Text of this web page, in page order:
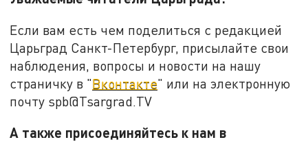
Если вам есть чем поделиться с редакцией
Царьград Санкт-Петербург, присылайте свои
наблюдения, вопросы и новости на нашу
страничку в "Вконтакте" или на электронную
почту spb@Tsargrad.TV
А также присоединяйтесь к нам в